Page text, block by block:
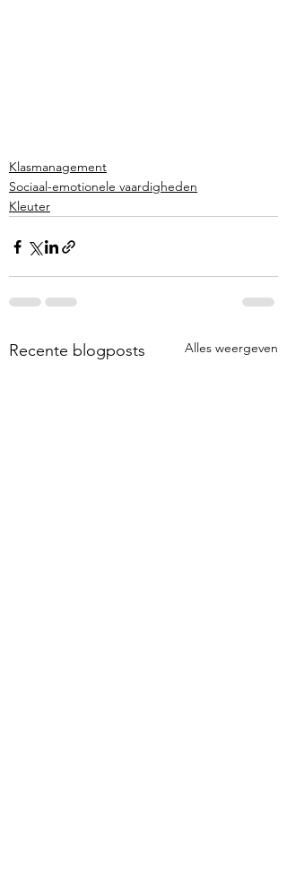
Klasmanagement
Sociaal-emotionele vaardigheden
Kleuter
Recente blogposts Alles weergeven